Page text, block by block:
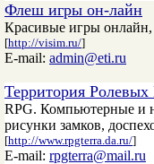
Флеш игры он-лайн
Красивые игры
[http://visim.ru/]
E-mail: admin@eti.ru
Территория Ролевых
RPG. Компьютерные и
рисунки замков,
[http://www.rpgterra.da.ru/]
E-mail: rpgterra@mail.ru